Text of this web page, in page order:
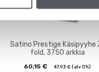
Satino Prestige Käsipyyhe
fold, 3750 arkkia
60,15€ 47,93€ (alv 0%)